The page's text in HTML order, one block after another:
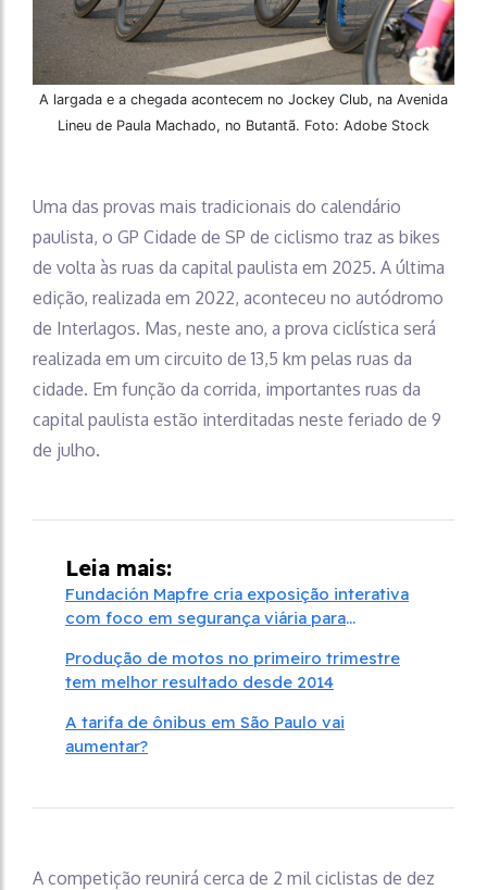
A largada e a chegada acontecem no Jockey Club, na Avenida
Lineu de Paula Machado, no Butantã. Foto: Adobe Stock
Uma das provas mais tradicionais do calendário
paulista, o GP Cidade de SP de ciclismo traz as bikes
de volta às ruas da capital paulista em 2025. A última
edição, realizada em 2022, aconteceu no autódromo
de Interlagos. Mas, neste ano, a prova ciclística será
realizada em um circuito de 13,5 km pelas ruas da
cidade. Em função da corrida, importantes ruas da
capital paulista estão interditadas neste feriado de 9
de julho.
Leia mais:
Fundación Mapfre cria exposição interativa
com foco em segurança viária para
Produção de motos no primeiro trimestre
tem melhor resultado desde 2014
A tarifa de ônibus em São Paulo vai
aumentar?
A competição reunirá cerca de 2 mil ciclistas de dez